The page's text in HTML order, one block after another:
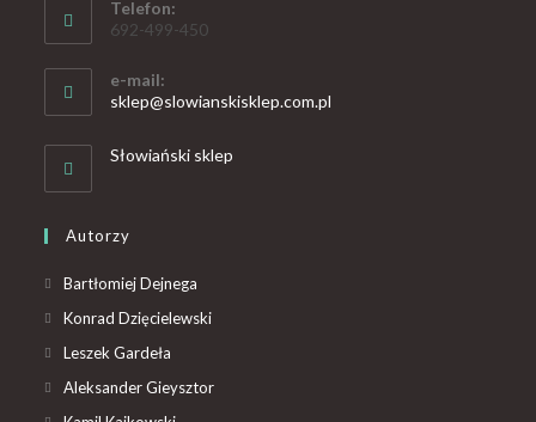
Telefon:
692-499-450
e-mail:
sklep@slowianskisklep.com.pl
Słowiański sklep
Autorzy
Bartłomiej Dejnega
Konrad Dzięcielewski
Leszek Gardeła
Aleksander Gieysztor